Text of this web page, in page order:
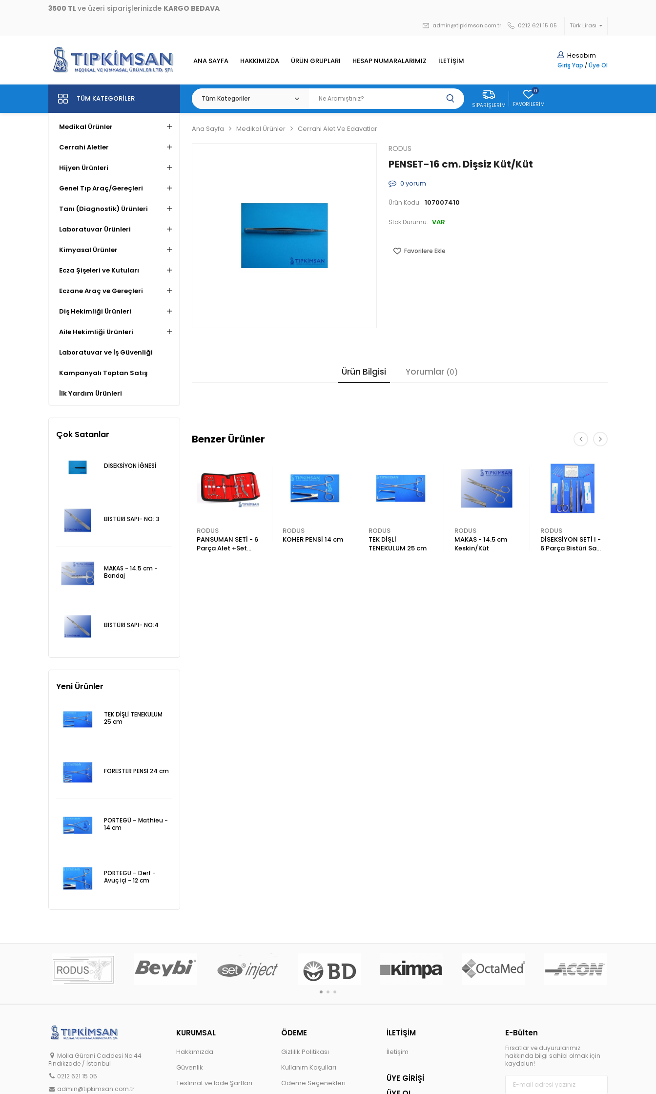
3500 TL ve üzeri siparişlerinizde KARGO BEDAVA
Türk Lirası
admin@tipkimsan.com.tr 0212 621 15 05
Hesabım
Giriş Yap / Üye Ol
ANA SAYFA HAKKIMIZDA ÜRÜN GRUPLARI HESAP NUMARALARIMIZ İLETİŞİM
TÜM KATEGORILER
Medikal Ürünler
Cerrahi Aletler
Hijyen Ürünleri
Genel Tıp Araç/Gereçleri
Tanı (Diagnostik) Ürünleri
Laboratuvar Ürünleri
Kimyasal Ürünler
Ecza Şişeleri ve Kutuları
Eczane Araç ve Gereçleri
Diş Hekimliği Ürünleri
Aile Hekimliği Ürünleri
Laboratuvar ve İş Güvenliği
Kampanyalı Toptan Satış
İlk Yardım Ürünleri
SIPARIŞLERIM
0
FAVORILERIM
Ana Sayfa Medikal Ürünler Cerrahi Alet Ve Edavatlar
RODUS
PENSET-16 cm. Dişsiz Küt/Küt
0 yorum
Ürün Kodu: 107007410
Stok Durumu: VAR
Favorilere Ekle
Ürün Bilgisi Yorumlar (0)
Benzer Ürünler
RODUS
PANSUMAN SETİ - 6
Parça Alet +Set
RODUS
KOHER PENSİ 14 cm
RODUS
TEK DİŞLİ
TENEKULUM 25 cm
RODUS
MAKAS - 14.5 cm
Keskin/Küt
RODUS
DİSEKSİYON SETİ I -
6 Parça Bistüri Sapı
Çok Satanlar
DİSEKSİYON İĞNESİ
BİSTÜRİ SAPI- NO: 3
MAKAS - 14.5 cm -
Bandaj
BİSTÜRİ SAPI- NO:4
Yeni Ürünler
TEK DİŞLİ TENEKULUM
25 cm
FORESTER PENSİ 24 cm
PORTEGÜ – Mathieu -
14 cm
PORTEGÜ – Derf -
Avuç içi - 12 cm
Molla Gürani Caddesi No:44
Fındıkzade / İstanbul
0212 621 15 05
admin@tipkimsan.com.tr
E-Bülten
Fırsatlar ve duyurularımız
hakkında bilgi sahibi olmak için
kaydolun!
KURUMSAL
Hakkımızda
Güvenlik
Teslimat ve İade Şartları
ÖDEME
Gizlilik Politikası
Kullanım Koşulları
Ödeme Seçenekleri
İLETİŞİM
İletişim
ÜYE GİRİŞİ